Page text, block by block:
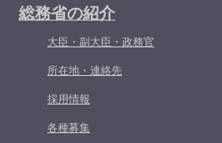
総務省の紹介
大臣・副大臣・政務官
所在地・連絡先
採用情報
各種募集